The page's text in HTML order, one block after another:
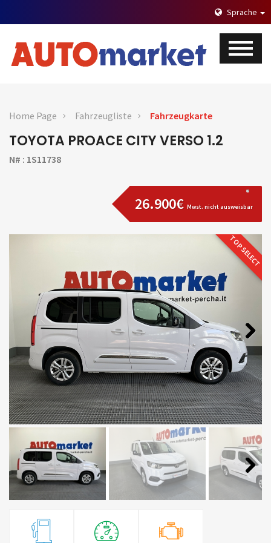
Sprache
Home Page Fahrzeugliste Fahrzeugkarte
TOYOTA PROACE CITY VERSO 1.2
N# : 1S11738
26.900€ Mwst. nicht ausweisbar
TOP SELECT
Next
Next